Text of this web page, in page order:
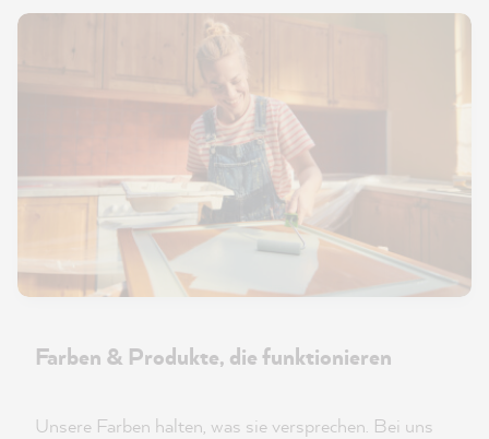
Farben & Produkte, die funktionieren
Unsere Farben halten, was sie versprechen. Bei uns